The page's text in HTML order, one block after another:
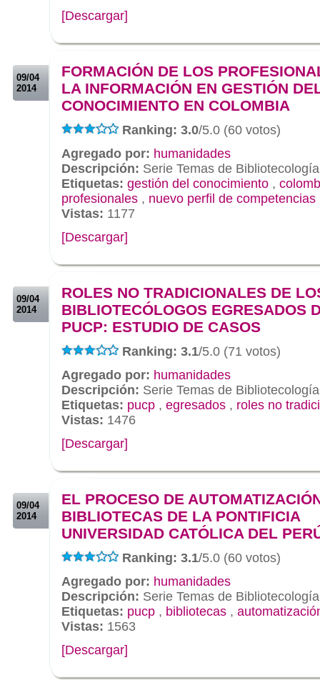
[Descargar]
09/04
2014
FORMACIÓN DE LOS
LA INFORMACIÓN EN GESTIÓN
CONOCIMIENTO EN COLOMBIA
Ranking: 3.0/5.0 (60 votos)
Agregado por: humanidades
Descripción: Serie Temas de
Etiquetas: gestión del conocimiento ,
profesionales , nuevo perfil de competencias
Vistas: 1177
[Descargar]
09/04
2014
ROLES NO TRADICIONALES DE
BIBLIOTECÓLOGOS EGRESADOS
PUCP: ESTUDIO DE CASOS
Ranking: 3.1/5.0 (71 votos)
Agregado por: humanidades
Descripción: Serie Temas de
Etiquetas: pucp , egresados , roles no
Vistas: 1476
[Descargar]
09/04
2014
EL PROCESO DE
BIBLIOTECAS DE LA PONTIFICIA
UNIVERSIDAD CATÓLICA DEL
Ranking: 3.1/5.0 (60 votos)
Agregado por: humanidades
Descripción: Serie Temas de
Etiquetas: pucp , bibliotecas ,
Vistas: 1563
[Descargar]